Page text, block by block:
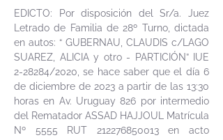
EDICTO: Por disposición del Sr/a. Juez
Letrado de Familia de 28º Turno, dictada
en autos: “ GUBERNAU, CLAUDIS c/LAGO
SUAREZ, ALICIA y otro - PARTICIÓN” IUE
2-28284/2020, se hace saber que el día 6
de diciembre de 2023 a partir de las 13:30
horas en Av. Uruguay 826 por intermedio
del Rematador ASSAD HAJJOUL Matrícula
Nº 5555 RUT 212276850013en acto